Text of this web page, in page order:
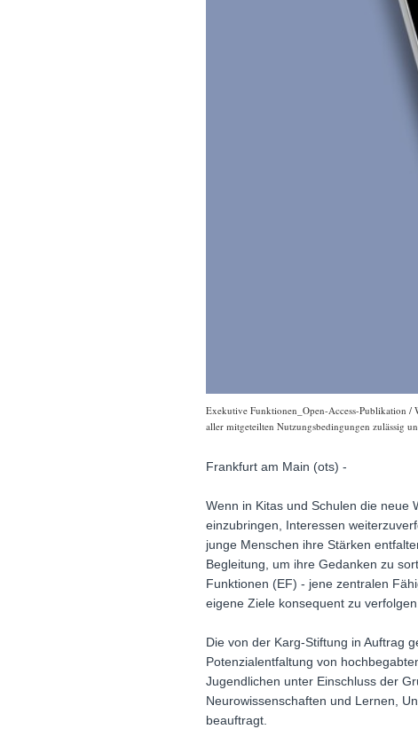
Exekutive Funktionen_Open-Access-Publikation /
aller mitgeteilten Nutzungsbedingungen zulässig
Frankfurt am Main (ots) -
Wenn in Kitas und Schulen die neue
einzubringen, Interessen
junge Menschen ihre Stärken
Begleitung, um ihre Gedanken zu
Funktionen (EF) - jene zentralen
eigene Ziele konsequent zu
Die von der Karg-Stiftung in Auftrag
Potenzialentfaltung von
Jugendlichen unter Einschluss der
Neurowissenschaften und Lernen,
beauftragt.